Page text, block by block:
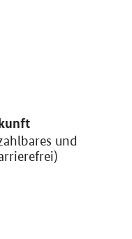
und